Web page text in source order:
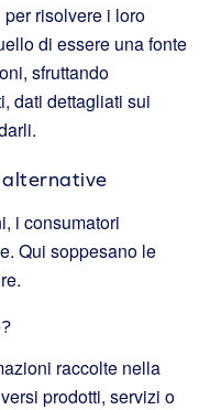
risolvere i loro
di essere una fonte
sfruttando
dati dettagliati sui
alternative
i consumatori
Qui soppesano le
raccolte nella
prodotti, servizi o